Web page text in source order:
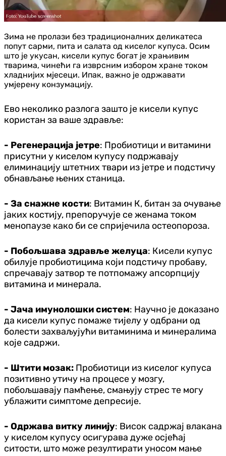
Зима не пролази без традиционалних деликатеса
попут сарми, пита и салата од киселог купуса. Осим
што је укусан, кисели купус богат је храњивим
тварима, чинећи га изврсним избором хране током
хладнијих мјесеци. Ипак, важно је одржавати
умјерену конзумацију.
Ево неколико разлога зашто је кисели купус
користан за ваше здравље:
- Регенерација јетре: Пробиотици и витамини
присутни у киселом купусу подржавају
елиминацију штетних твари из јетре и подстичу
обнављање њених станица.
- За снажне кости: Витамин К, битан за очување
јаких костију, препоручује се женама током
менопаузе како би се спријечила остеопороза.
- Побољшава здравље желуца: Кисели купус
обилује пробиотицима који подстичу пробаву,
спречавају затвор те потпомажу апсорпцију
витамина и минерала.
- Јача имунолошки систем: Научно је доказано
да кисели купус помаже тијелу у одбрани од
болести захваљујући витаминима и минералима
које садржи.
- Штити мозак: Пробиотици из киселог купуса
позитивно утичу на процесе у мозгу,
побољшавају памћење, смањују стрес те могу
ублажити симптоме депресије.
- Одржава витку линију: Висок садржај влакана
у киселом купусу осигурава дуже осјећај
ситости, што може резултирати уносом мање